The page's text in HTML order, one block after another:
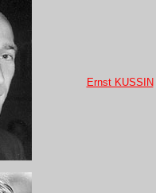
Ernst KUSSIN